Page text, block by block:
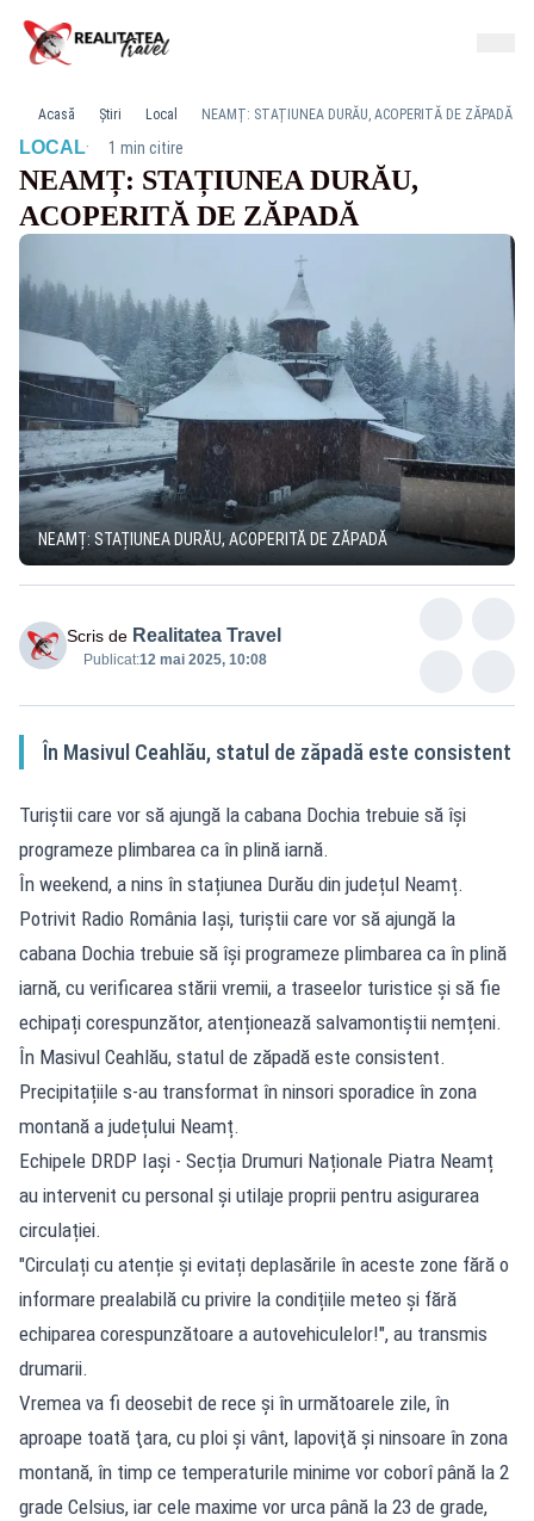
Acasă Știri Local NEAMȚ: STAȚIUNEA DURĂU, ACOPERITĂ DE ZĂPADĂ
LOCAL· 1 min citire
NEAMȚ: STAȚIUNEA DURĂU,
ACOPERITĂ DE ZĂPADĂ
NEAMȚ: STAȚIUNEA DURĂU, ACOPERITĂ DE ZĂPADĂ
Scris de Realitatea Travel
Publicat:12 mai 2025, 10:08
În Masivul Ceahlău, statul de zăpadă este consistent
Turiștii care vor să ajungă la cabana Dochia trebuie să își
programeze plimbarea ca în plină iarnă.
În weekend, a nins în stațiunea Durău din județul Neamț.
Potrivit Radio România Iași, turiștii care vor să ajungă la
cabana Dochia trebuie să își programeze plimbarea ca în plină
iarnă, cu verificarea stării vremii, a traseelor turistice și să fie
echipați corespunzător, atenționează salvamontiștii nemțeni.
În Masivul Ceahlău, statul de zăpadă este consistent.
Precipitațiile s-au transformat în ninsori sporadice în zona
montană a județului Neamț.
Echipele DRDP Iași - Secția Drumuri Naționale Piatra Neamț
au intervenit cu personal și utilaje proprii pentru asigurarea
circulației.
"Circulați cu atenție și evitați deplasările în aceste zone fără o
informare prealabilă cu privire la condițiile meteo și fără
echiparea corespunzătoare a autovehiculelor!", au transmis
drumarii.
Vremea va fi deosebit de rece și în următoarele zile, în
aproape toată ţara, cu ploi şi vânt, lapoviţă şi ninsoare în zona
montană, în timp ce temperaturile minime vor coborî până la 2
grade Celsius, iar cele maxime vor urca până la 23 de grade,